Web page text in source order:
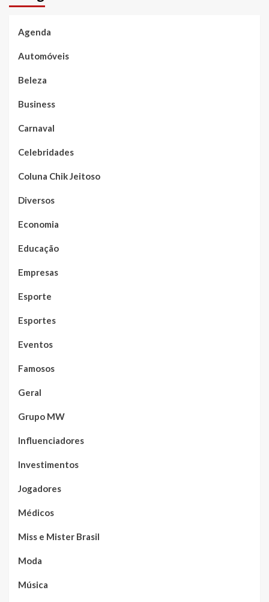
Agenda
Automóveis
Beleza
Business
Carnaval
Celebridades
Coluna Chik Jeitoso
Diversos
Economia
Educação
Empresas
Esporte
Esportes
Eventos
Famosos
Geral
Grupo MW
Influenciadores
Investimentos
Jogadores
Médicos
Miss e Mister Brasil
Moda
Música